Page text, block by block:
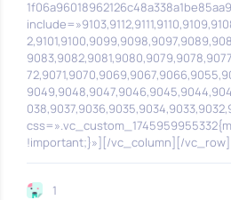
!important;}»][/vc_column][/vc_row]
1